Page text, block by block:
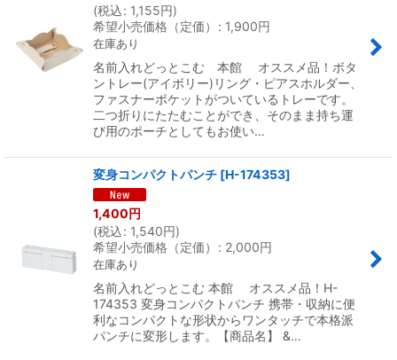
(税込: 1,155円)
希望小売価格（定価）
: 1,900円
在庫あり
名前入れどっとこむ 本館 オススメ品！ボタ
ントレー(アイボリー)リング・ピアスホルダー、
ファスナーポケットがついているトレーです。
二つ折りにたたむことができ、そのまま持ち運
び用のポーチとしてもお使い…
変身コンパクトパンチ [H-174353]
1,400円
(税込: 1,540円)
希望小売価格（定価）
: 2,000円
在庫あり
名前入れどっとこむ 本館 オススメ品！H-
174353 変身コンパクトパンチ 携帯・収納に便
利なコンパクトな形状からワンタッチで本格派
パンチに変形します。【商品名】 &…